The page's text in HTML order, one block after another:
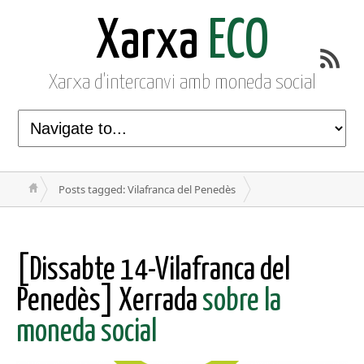
Xarxa ECO
Xarxa d'intercanvi amb moneda social
Posts tagged: Vilafranca del Penedès
[Dissabte 14-Vilafranca del
Penedès] Xerrada sobre la
moneda social